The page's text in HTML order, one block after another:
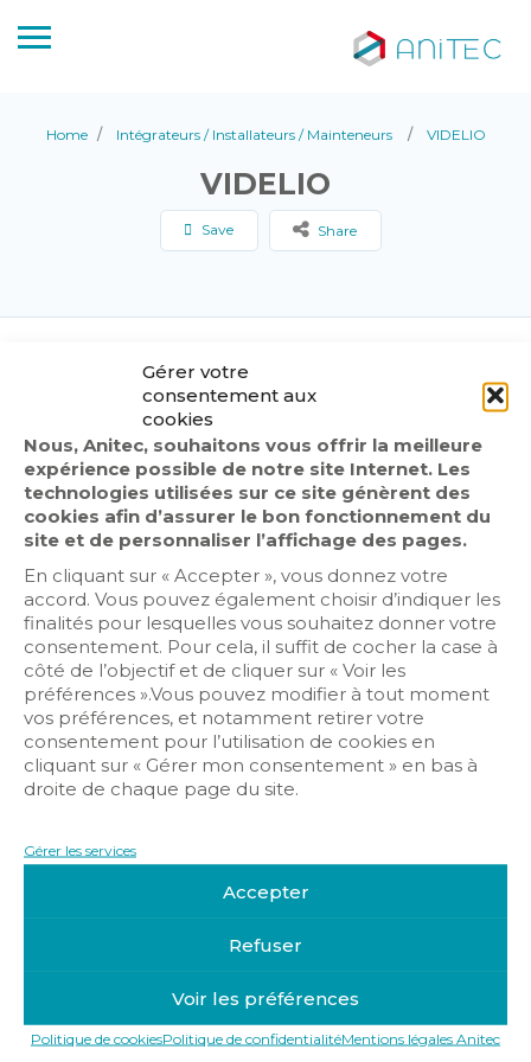
Gérer votre
consentement aux
cookies
Nous, Anitec, souhaitons vous offrir la meilleure
expérience possible de notre site Internet. Les
technologies utilisées sur ce site génèrent des
cookies afin d’assurer le bon fonctionnement du
site et de personnaliser l’affichage des pages.
En cliquant sur « Accepter », vous donnez votre
accord. Vous pouvez également choisir d’indiquer les
finalités pour lesquelles vous souhaitez donner votre
consentement. Pour cela, il suffit de cocher la case à
côté de l’objectif et de cliquer sur « Voir les
préférences ».Vous pouvez modifier à tout moment
vos préférences, et notamment retirer votre
consentement pour l’utilisation de cookies en
cliquant sur « Gérer mon consentement » en bas à
droite de chaque page du site.
Gérer les services
Accepter
Refuser
Voir les préférences
Politique de cookiesPolitique de confidentialitéMentions légales Anitec
Home Intégrateurs / Installateurs / Mainteneurs VIDELIO
VIDELIO
Save Share
Audiovisuel